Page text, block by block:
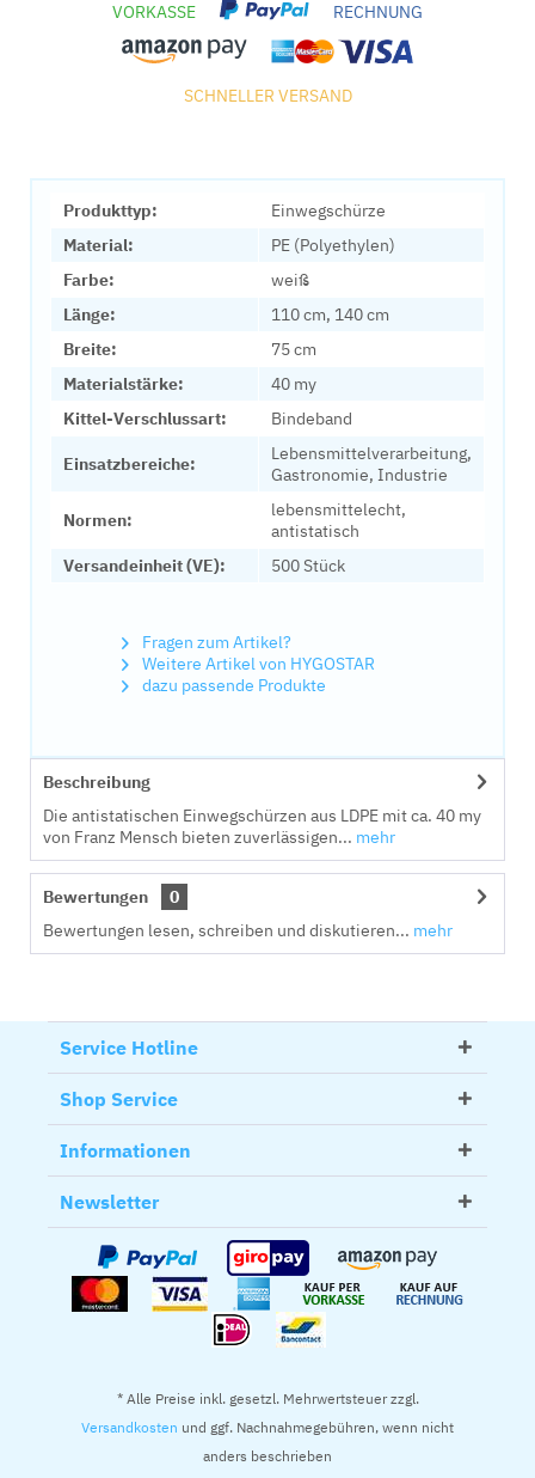
VORKASSE RECHNUNG
SCHNELLER VERSAND
Produkttyp:
Einwegschürze
Material:
PE (Polyethylen)
Farbe:
weiß
Länge:
110 cm, 140 cm
Breite:
75 cm
Materialstärke:
40 my
Kittel-Verschlussart:
Bindeband
Einsatzbereiche:
Lebensmittelverarbeitung,
Gastronomie, Industrie
Normen:
lebensmittelecht,
antistatisch
Versandeinheit (VE):
500 Stück
Fragen zum Artikel?
Weitere Artikel von HYGOSTAR
dazu passende Produkte
Beschreibung
Die antistatischen Einwegschürzen aus LDPE mit ca. 40 my
von Franz Mensch bieten zuverlässigen... mehr
Bewertungen
0
Bewertungen lesen, schreiben und diskutieren... mehr
Service Hotline
Shop Service
Informationen
Newsletter
* Alle Preise inkl. gesetzl. Mehrwertsteuer zzgl.
Versandkosten und ggf. Nachnahmegebühren, wenn nicht
anders beschrieben